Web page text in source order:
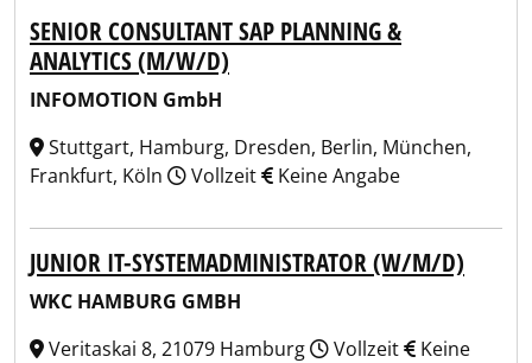
SENIOR CONSULTANT SAP PLANNING &
ANALYTICS (M/W/D)
INFOMOTION GmbH
Stuttgart, Hamburg, Dresden, Berlin, München,
Frankfurt, Köln
Vollzeit Keine Angabe
JUNIOR IT-SYSTEMADMINISTRATOR (W/M/D)
WKC HAMBURG GMBH
Veritaskai 8, 21079 Hamburg
Vollzeit
Keine